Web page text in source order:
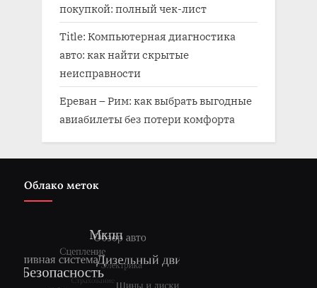
покупкой: полный чек-лист
Title: Компьютерная диагностика
авто: как найти скрытые
неисправности
Ереван – Рим: как выбрать выгодные
авиабилеты без потери комфорта
Облако меток